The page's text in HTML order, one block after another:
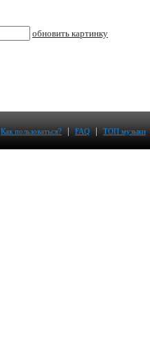
обновить картинку
Как пользоваться? | FAQ | ТОП музыки